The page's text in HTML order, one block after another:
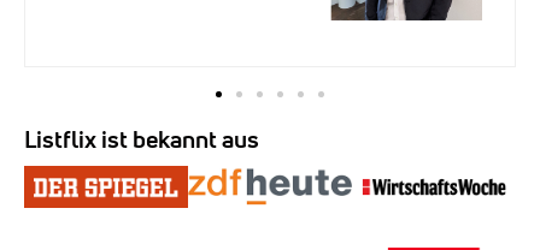
Listflix ist bekannt aus